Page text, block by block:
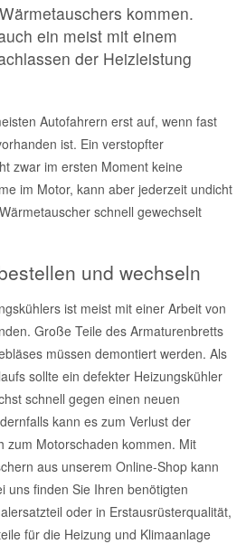
kommen.
ein meist mit einem
der Heizleistung
Autofahrern erst auf, wenn fast
ist. Ein verstopfter
zwar im ersten Moment keine
im Motor, kann aber jederzeit undicht
schnell gewechselt
und wechseln
ist meist mit einer Arbeit von
Große Teile des Armaturenbretts
müssen demontiert werden. Als
sollte ein defekter Heizungskühler
schnell gegen einen neuen
kann es zum Verlust der
zum Motorschaden kommen. Mit
aus unserem Online-Shop kann
uns finden Sie Ihren benötigten
oder in Erstausrüsterqualität,
für die Heizung und Klimaanlage